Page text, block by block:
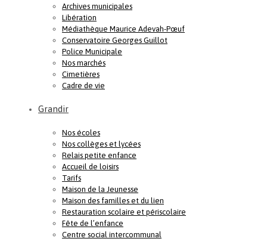
Archives municipales
Libération
Médiathèque Maurice Adevah-Pœuf
Conservatoire Georges Guillot
Police Municipale
Nos marchés
Cimetières
Cadre de vie
Grandir
Nos écoles
Nos collèges et lycées
Relais petite enfance
Accueil de loisirs
Tarifs
Maison de la Jeunesse
Maison des familles et du lien
Restauration scolaire et périscolaire
Fête de l’enfance
Centre social intercommunal